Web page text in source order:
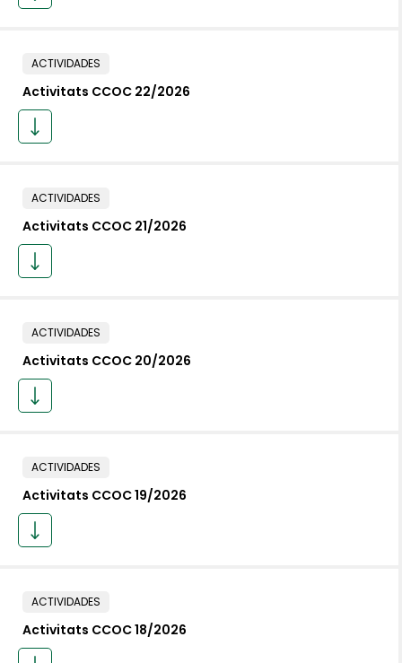
ACTIVIDADES
Activitats CCOC 22/2026
ACTIVIDADES
Activitats CCOC 21/2026
ACTIVIDADES
Activitats CCOC 20/2026
ACTIVIDADES
Activitats CCOC 19/2026
ACTIVIDADES
Activitats CCOC 18/2026